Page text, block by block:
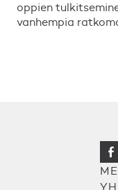
oppien
vanhempia